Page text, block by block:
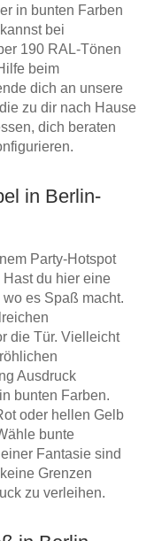
in bunten Farben
bei
190 RAL-Tönen
beim
dich an unsere
zu dir nach Hause
dich beraten
in Berlin-
Party-Hotspot
du hier eine
es Spaß macht.
die Tür. Vielleicht
Ausdruck
bunten Farben.
oder hellen Gelb
bunte
Fantasie sind
Grenzen
zu verleihen.